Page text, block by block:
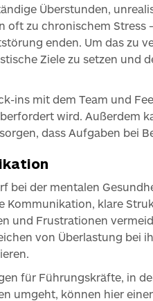
Überstunden,
oft zu chronischem Stress
enden. Um das zu
Ziele zu setzen und
ins mit dem Team und
wird. Außerdem
dass Aufgaben bei
bei der mentalen
Kommunikation, klare
und Frustrationen
von Überlastung bei
für Führungskräfte, in
umgeht, können hier